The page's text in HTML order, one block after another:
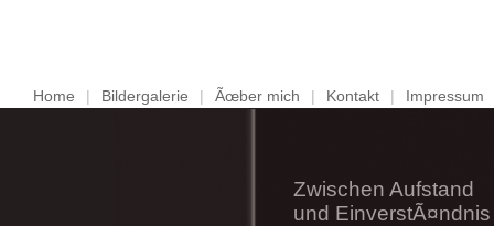
Home | Bildergalerie | Ãœber mich | Kontakt | Impressum
Zwischen Aufstand
und EinverstÃ¤ndnis